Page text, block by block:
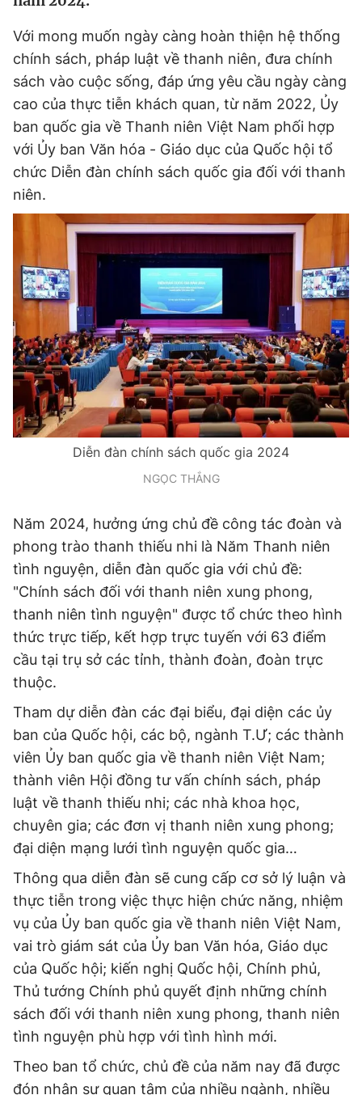
Thông tin tòa soạn Liên hệ quảng cáo
Đọc Thanh Niên trên điện thoại
Theo dõi báo trên
Hotline
0906 645 777
Liên hệ quảng cáo
0908 780 404
Đặt báo Quảng cáo RSS Tòa soạn Chính sách bảo
Tổng biên tập: Nguyễn Ngọc Toàn
Phó tổng biên tập thường trực: Hải Thành
Phó tổng biên tập: Lâm Hiếu Dũng
Phó tổng biên tập: Trần Việt Hưng
Tổng thư ký tòa soạn: Đức Trung
Giấy phép xuất bản số 110/GP - BTTTT cấp ngày 24.3.2020
chép dưới mọi hình thức nếu không có sự chấp thuận bằng văn
bản. Phát triển bởi ePi Technologies, JSC.
Với mong muốn ngày càng hoàn thiện hệ thống
chính sách, pháp luật về thanh niên, đưa chính
sách vào cuộc sống, đáp ứng yêu cầu ngày càng
cao của thực tiễn khách quan, từ năm 2022, Ủy
ban quốc gia về Thanh niên Việt Nam phối hợp
với Ủy ban Văn hóa - Giáo dục của Quốc hội tổ
chức Diễn đàn chính sách quốc gia đối với thanh
niên.
Diễn đàn chính sách quốc gia 2024
NGỌC THẮNG
Năm 2024, hưởng ứng chủ đề công tác đoàn và
phong trào thanh thiếu nhi là Năm Thanh niên
tình nguyện, diễn đàn quốc gia với chủ đề:
"Chính sách đối với thanh niên xung phong,
thanh niên tình nguyện" được tổ chức theo hình
thức trực tiếp, kết hợp trực tuyến với 63 điểm
cầu tại trụ sở các tỉnh, thành đoàn, đoàn trực
thuộc.
Tham dự diễn đàn các đại biểu, đại diện các ủy
ban của Quốc hội, các bộ, ngành T.Ư; các thành
viên Ủy ban quốc gia về thanh niên Việt Nam;
thành viên Hội đồng tư vấn chính sách, pháp
luật về thanh thiếu nhi; các nhà khoa học,
chuyên gia; các đơn vị thanh niên xung phong;
đại diện mạng lưới tình nguyện quốc gia…
Thông qua diễn đàn sẽ cung cấp cơ sở lý luận và
thực tiễn trong việc thực hiện chức năng, nhiệm
vụ của Ủy ban quốc gia về thanh niên Việt Nam,
vai trò giám sát của Ủy ban Văn hóa, Giáo dục
của Quốc hội; kiến nghị Quốc hội, Chính phủ,
Thủ tướng Chính phủ quyết định những chính
sách đối với thanh niên xung phong, thanh niên
tình nguyện phù hợp với tình hình mới.
Theo ban tổ chức, chủ đề của năm nay đã được
đón nhận sự quan tâm của nhiều ngành, nhiều